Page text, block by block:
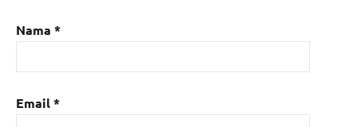
Nama *
Email*